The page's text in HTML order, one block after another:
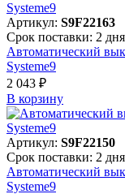
Артикул: S9F22163
Срок поставки: 2 дня
Автоматический
Systeme9
2 043 ₽
В корзинy
Артикул: S9F22150
Срок поставки: 2 дня
Автоматический
Systeme9